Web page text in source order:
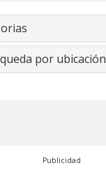
por ubicación
Publicidad